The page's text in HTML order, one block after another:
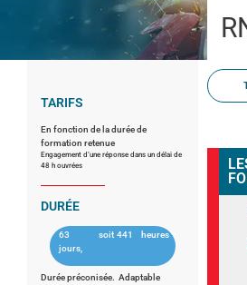
TARIFS
En fonction de la durée de
formation retenue
Engagement d’une réponse dans un délai de
48 h ouvrées
DURÉE
63
jours,
soit 441 heures
Durée préconisée. Adaptable